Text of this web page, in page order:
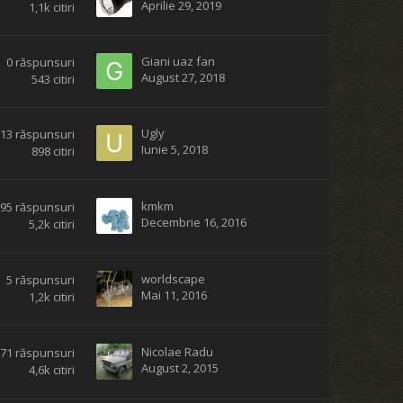
1,1k citiri
Aprilie 29, 2019
0 răspunsuri
543 citiri
Giani uaz fan
August 27, 2018
13 răspunsuri
898 citiri
Ugly
Iunie 5, 2018
95 răspunsuri
5,2k citiri
kmkm
Decembrie 16, 2016
5 răspunsuri
1,2k citiri
worldscape
Mai 11, 2016
71 răspunsuri
4,6k citiri
Nicolae Radu
August 2, 2015